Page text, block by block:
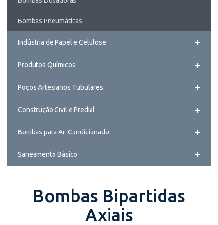
Bombas Pneumáticas
Indústria de Papel e Celulose
Produtos Químicos
Poços Artesianos Tubulares
Construção Civil e Predial
Bombas para Ar-Condicionado
Saneamento Básico
Bombas Bipartidas
Axiais